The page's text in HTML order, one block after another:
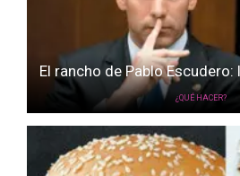
El rancho de Pablo
¿QUÉ HACER?